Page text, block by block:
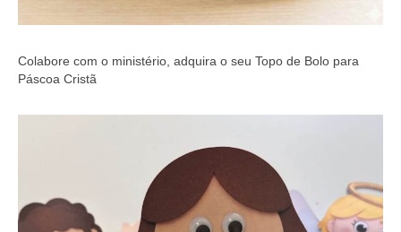
Colabore com o ministério, adquira o seu Topo de Bolo para
Páscoa Cristã